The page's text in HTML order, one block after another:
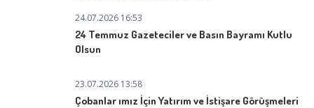
24.07.2026 16:53
24 Temmuz Gazeteciler ve Basın Bayramı Kutlu
Olsun
23.07.2026 13:58
Çobanlar ımız İçin Yatırım ve İstişare Görüşmeleri